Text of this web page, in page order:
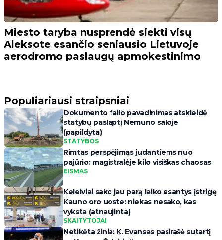
Miesto taryba nusprendė siekti visų
Aleksote esančio seniausio Lietuvoje
aerodromo paslaugų apmokestinimo
Populiariausi straipsniai
Dokumento failo pavadinimas atskleidė
statybų paslaptį Nemuno saloje
(papildyta)
STATYBOS
Rimtas perspėjimas judantiems nuo
pajūrio: magistralėje kilo visiškas chaosas
EISMAS
Keleiviai sako jau parą laiko esantys įstrigę
Kauno oro uoste: niekas nesako, kas
vyksta (atnaujinta)
SKAITYTOJAI
Netikėta žinia: K. Evansas pasirašė sutartį